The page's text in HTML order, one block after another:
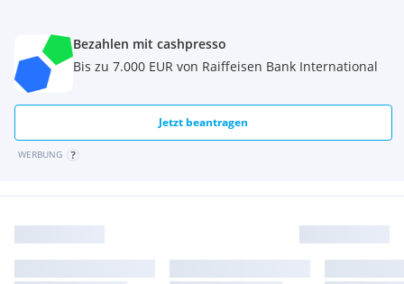
Bezahlen mit cashpresso
Bis zu 7.000 EUR von Raiffeisen Bank International
Jetzt beantragen
WERBUNG